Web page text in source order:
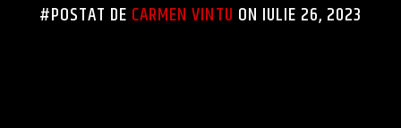
#POSTAT DE CARMEN VINTU ON IULIE 26, 2023